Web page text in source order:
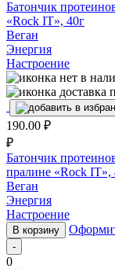
Батончик
«Rock IT», 40г
Веган
Энергия
Настроение
190.00 ₽
₽
Батончик
пралине «Rock IT»,
Веган
Энергия
Настроение
В корзину
-
0